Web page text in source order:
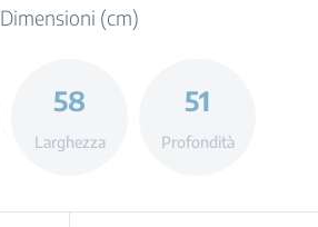
Dimensioni (cm)
58
Larghezza
51
Profondità